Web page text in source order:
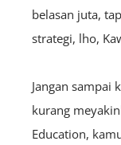
belasan juta,
strategi, lho,
Jangan sampai
kurang
Education,